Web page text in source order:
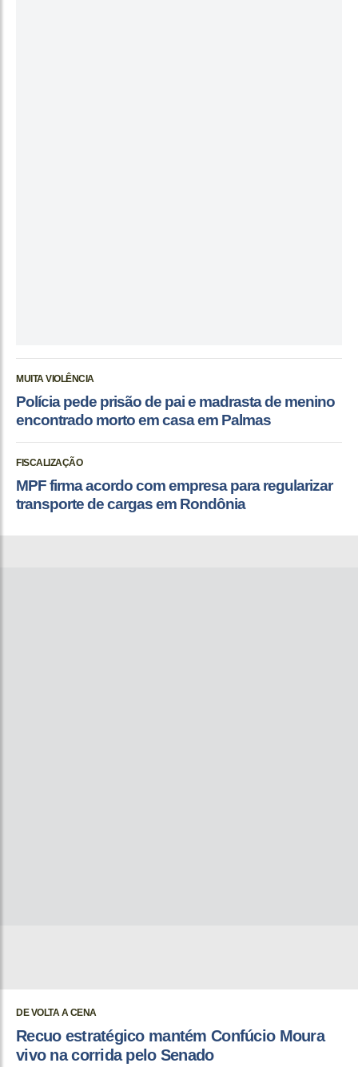
MUITA VIOLÊNCIA
Polícia pede prisão de pai e madrasta de menino
encontrado morto em casa em Palmas
FISCALIZAÇÃO
MPF firma acordo com empresa para regularizar
transporte de cargas em Rondônia
DE VOLTA A CENA
Recuo estratégico mantém Confúcio Moura
vivo na corrida pelo Senado